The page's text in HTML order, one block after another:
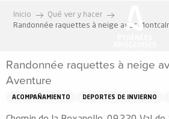
Inicio
Qué ver y hacer
Randonnée raquettes à neige avec
Randonnée raquettes à neige
Aventure
ACOMPAÑAMIENTO DEPORTES DE INVIERNO